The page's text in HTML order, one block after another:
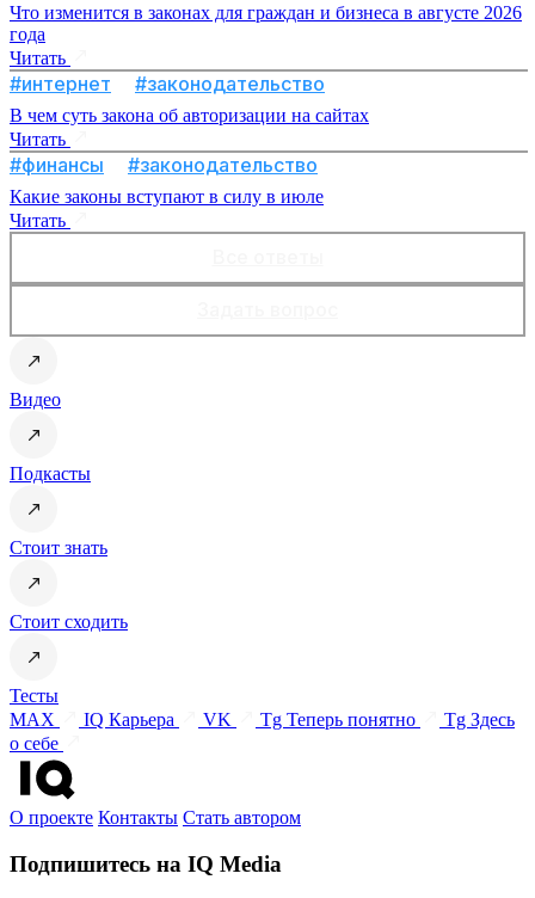
Что изменится в законах для граждан и бизнеса в августе 2026
года
Читать
#интернет #законодательство
В чем суть закона об авторизации на сайтах
Читать
#финансы #законодательство
Какие законы вступают в силу в июле
Читать
Видео
Подкасты
Стоит знать
Стоит сходить
Тесты
MAX
IQ Карьера VK Tg Теперь понятно
Tg Здесь
о себе
О проекте Контакты Стать автором
Подпишитесь на IQ Media